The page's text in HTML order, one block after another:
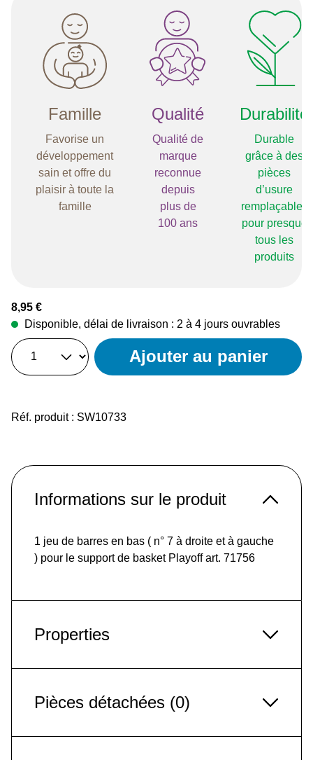
Famille
Favorise un
développement
sain et offre du
plaisir à toute la
famille
Qualité
Qualité de
marque
reconnue
depuis
plus de
100 ans
Durabilité
Durable
grâce à des
pièces
d’usure
remplaçables
pour presque
tous les
produits
Prix régulier :
8,95 €
Disponible, délai de livraison : 2 à 4 jours ouvrables
Ajouter au panier
Réf. produit : SW10733
Informations sur le produit
1 jeu de barres en bas ( n° 7 à droite et à gauche
) pour le support de basket Playoff art. 71756
Properties
Pièces détachées (0)